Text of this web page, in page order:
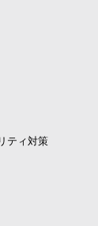
ティ対策